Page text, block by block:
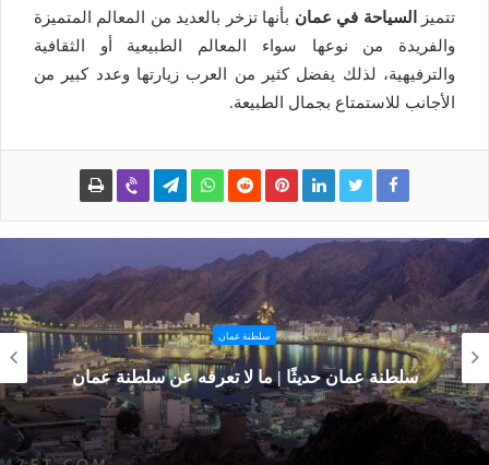
تتميز السياحة في عمان بأنها تزخر بالعديد من المعالم المتميزة
والفريدة من نوعها سواء المعالم الطبيعية أو الثقافية
والترفيهية، لذلك يفضل كثير من العرب زيارتها وعدد كبير من
الأجانب للاستمتاع بجمال الطبيعة.
سلطنة عمان
سلطنة عمان حديثًا | ما لا تعرفه عن سلطنة عمان